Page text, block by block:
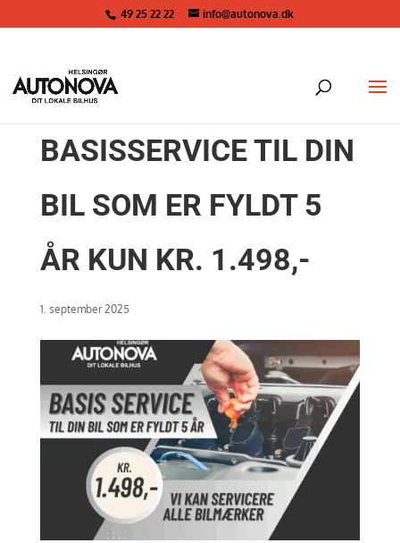
49 25 22 22 info@autonova.dk
BASISSERVICE TIL DIN
BIL SOM ER FYLDT 5
ÅR KUN KR. 1.498,-
1. september 2025